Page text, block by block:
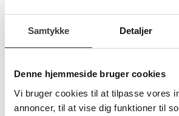
Samtykke Detaljer
Denne hjemmeside bruger cookies
Vi bruger cookies til at tilpasse vores
annoncer, til at vise dig funktioner til
Navn*